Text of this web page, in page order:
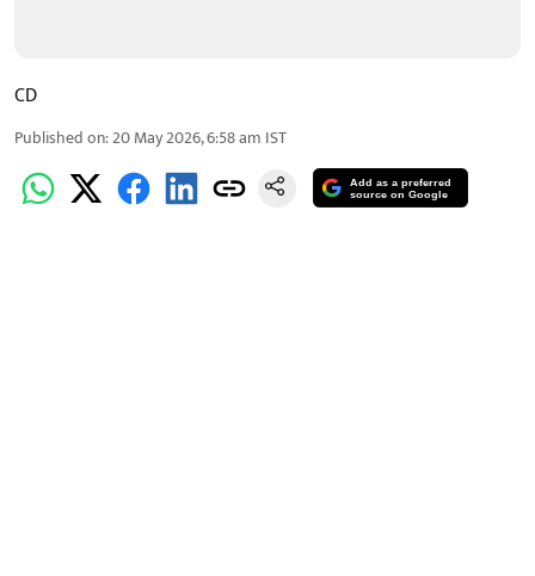
CD
Published on:20 May 2026, 6:58 am IST
Add as a preferred
source on Google